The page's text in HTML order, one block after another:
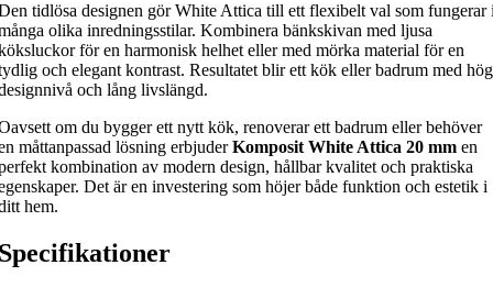
tidlösa designen gör White Attica till ett flexibelt val som fungerar
olika inredningsstilar. Kombinera bänkskivan med ljusa
för en harmonisk helhet eller med mörka material för en
och elegant kontrast. Resultatet blir ett kök eller badrum med hög
och lång livslängd.
om du bygger ett nytt kök, renoverar ett badrum eller behöver
måttanpassad lösning erbjuderKomposit White Attica 20 mm en
kombination av modern design, hållbar kvalitet och praktiska
Det är en investering som höjer både funktion och estetik i
hem.